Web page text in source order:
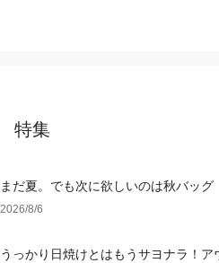
特集
まだ夏。でも次に欲しいのは秋バッグ
2026/8/6
うっかり日焼けとはもうサヨナラ！